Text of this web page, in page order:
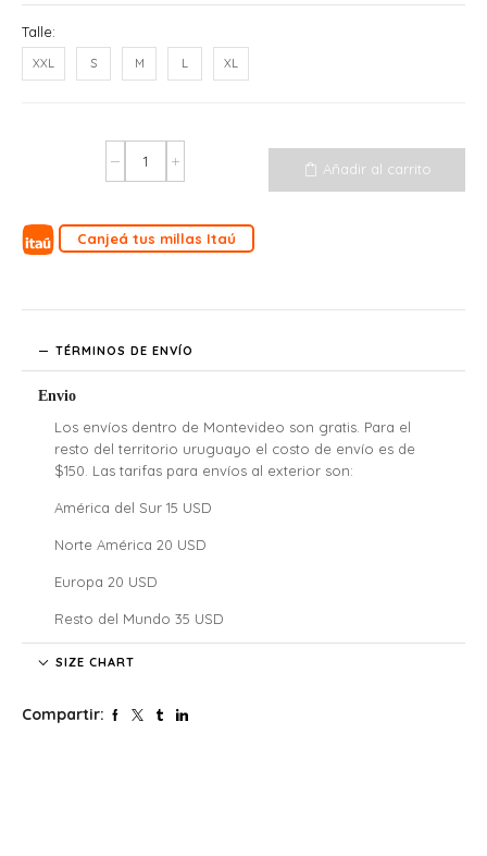
Talle:
XXL S M L XL
Añadir al carrito
Canjeá tus millas Itaú
TÉRMINOS DE ENVÍO
Envio
Los envíos dentro de Montevideo son gratis. Para el
resto del territorio uruguayo el costo de envío es de
$150. Las tarifas para envíos al exterior son:
América del Sur 15 USD
Norte América 20 USD
Europa 20 USD
Resto del Mundo 35 USD
Denali no se hace responsable por las regulaciones
responsables por los costos y atrasos que estos puedan
SIZE CHART
Compartir: